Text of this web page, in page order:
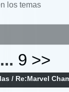
los temas
... 9 >>
/ Re:Marvel